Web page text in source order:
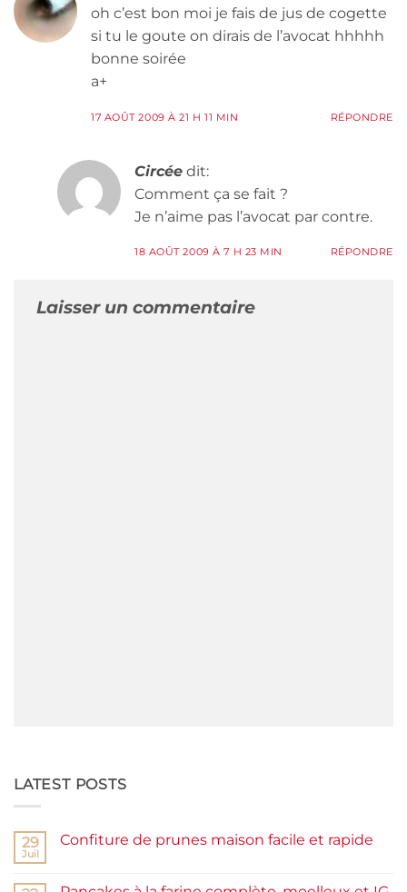
oh c’est bon moi je fais de jus de cogette
si tu le goute on dirais de l’avocat hhhhh
bonne soirée
a+
17 AOÛT 2009 À 21 H 11 MIN RÉPONDRE
Circée dit:
Comment ça se fait ?
Je n’aime pas l’avocat par contre.
18 AOÛT 2009 À 7 H 23 MIN RÉPONDRE
Laisser un commentaire
LATEST POSTS
29
Juil
Confiture de prunes maison facile et rapide